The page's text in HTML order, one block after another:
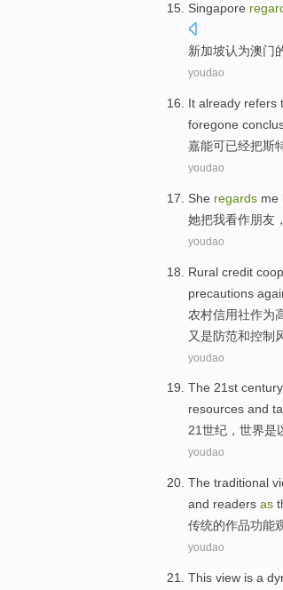
Singapore
新加坡认为澳门
youdao
It already refers
foregone
嘉能可已经把斯
youdao
She regards me
她把我看作朋友
youdao
Rural credit
precautions
农村信用社作为
又是防范和控制
youdao
The 21st century
resources and
21世纪 ， 世界是
youdao
The traditional
and readers as
传统的作品功能
youdao
This view is a